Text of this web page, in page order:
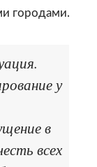
городами.
у
в
всех